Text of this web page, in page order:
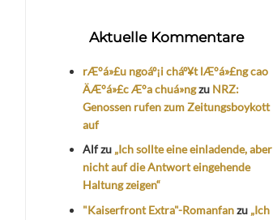
Aktuelle Kommentare
rÆ°á»£u ngoáº¡i cháº¥t lÆ°á»£ng cao
ÄÆ°á»£c Æ°a chuá»ngzu NRZ:
Genossen rufen zum Zeitungsboykott
auf
Alfzu „Ich sollte eine einladende, aber
nicht auf die Antwort eingehende
Haltung zeigen“
"Kaiserfront Extra"-Romanfanzu „Ich